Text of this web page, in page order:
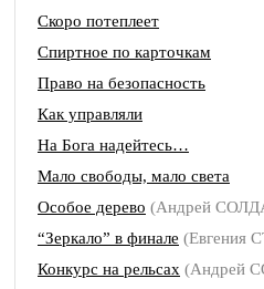
Скоро потеплеет
Спиртное по карточкам
Право на безопасность
Как управляли
На Бога надейтесь…
Мало свободы, мало света
Особое дерево (Андрей
“Зеркало” в финале (Евгения
Конкурс на рельсах (Андрей